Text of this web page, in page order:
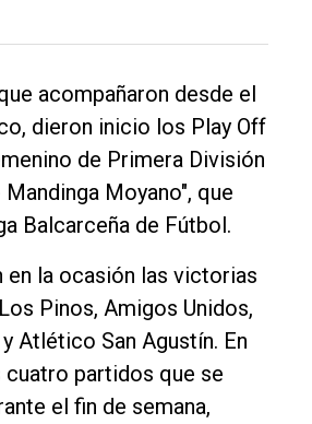
acompañaron desde el
dieron inicio los Play Off
de Primera División
Moyano", que
Balcarceña de Fútbol.
en la ocasión las victorias
Pinos, Amigos Unidos,
Atlético San Agustín. En
partidos que se
el fin de semana,